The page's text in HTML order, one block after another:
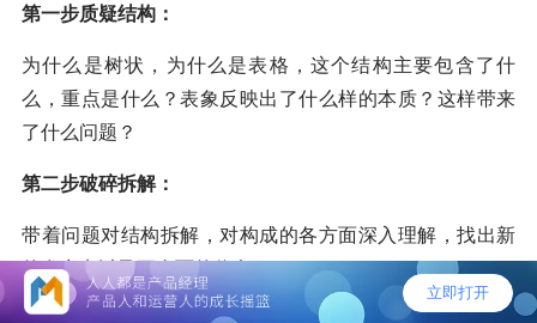
第一步质疑结构：
为什么是树状，为什么是表格，这个结构主要包含了什
么，重点是什么？表象反映出了什么样的本质？这样带来
了什么问题？
第二步破碎拆解：
带着问题对结构拆解，对构成的各方面深入理解，找出新
的发力点以及更全面的信息。